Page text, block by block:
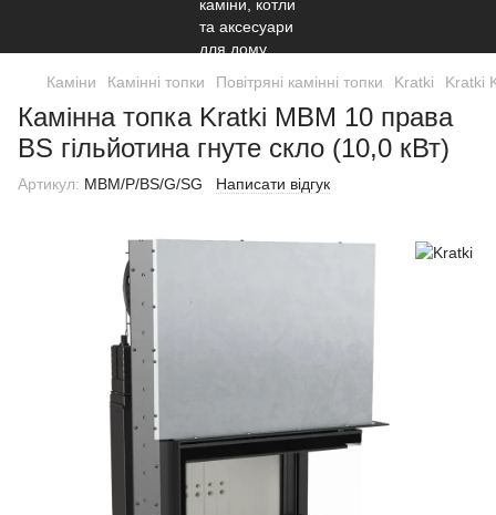
Каміни Камінні топки Повітряні камінні топки Kratki Kratki
Камінна топка Kratki MBM 10 права
BS гільйотина гнуте скло (10,0 кВт)
Артикул: MBM/P/BS/G/SG Написати відгук